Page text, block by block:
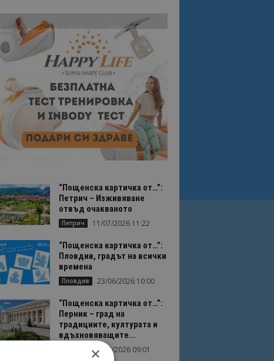
“Пощенска картичка от…”:
Петрич – Изживяване
отвъд очакваното
Петрич 11/07/2026 11:22
“Пощенска картичка от…”:
Пловдив, градът на всички
времена
Пловдив 23/06/2026 10:00
“Пощенска картичка от…”:
Перник – град на
традициите, културата и
вдъхновяващите...
17/06/2026 09:01
×